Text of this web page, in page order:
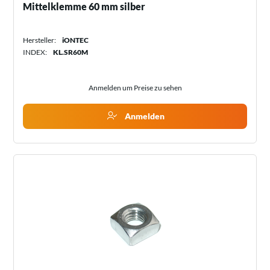
Mittelklemme 60 mm silber
Hersteller:
iONTEC
INDEX:
KL.SR60M
Anmelden um Preise zu sehen
Anmelden